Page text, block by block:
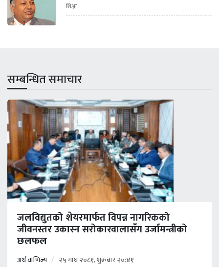
शिक्षा
सम्बन्धित समाचार
जलविद्युतको शेयरमार्फत विपन्न नागरिकको
जीवनस्तर उकास्न सरोकारवालासँग उर्जामन्त्रीको
छलफल
अर्थ वाणिज्य २५ माघ २०८१, शुक्रबार २०:४१